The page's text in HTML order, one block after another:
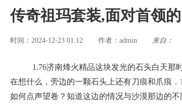
传奇祖玛套装,面对首领
时间：2024-12-23 01:12 作者： admin 来自：
1.76济南烽火精品这块发光的石头白天那
在想什么，旁边的一颗石头上还有刀痕和爪痕
如何点声望卷？知道这边的情况与沙漠那边的